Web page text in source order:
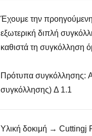
Έχουμε την
εξωτερική διπλή
καθιστά τη συγκόλληση
Πρότυπα συγκόλλησης:
συγκόλλησης) Δ 1.1
Υλική δοκιμή → Cuttingj